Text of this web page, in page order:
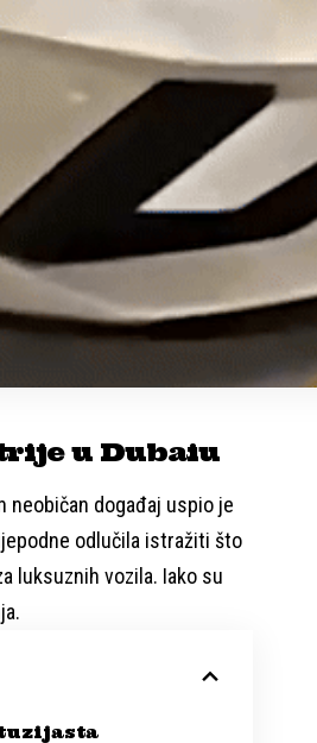
u Dubaiu
neobičan događaj uspio je
odlučila istražiti što
luksuznih vozila. Iako su